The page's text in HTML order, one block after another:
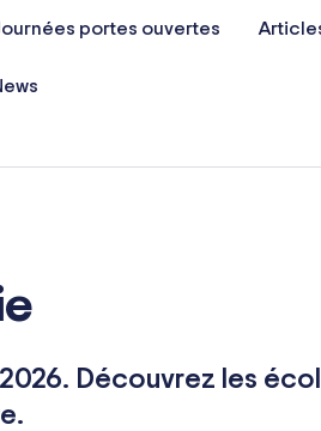
portes ouvertes
Découvrez les